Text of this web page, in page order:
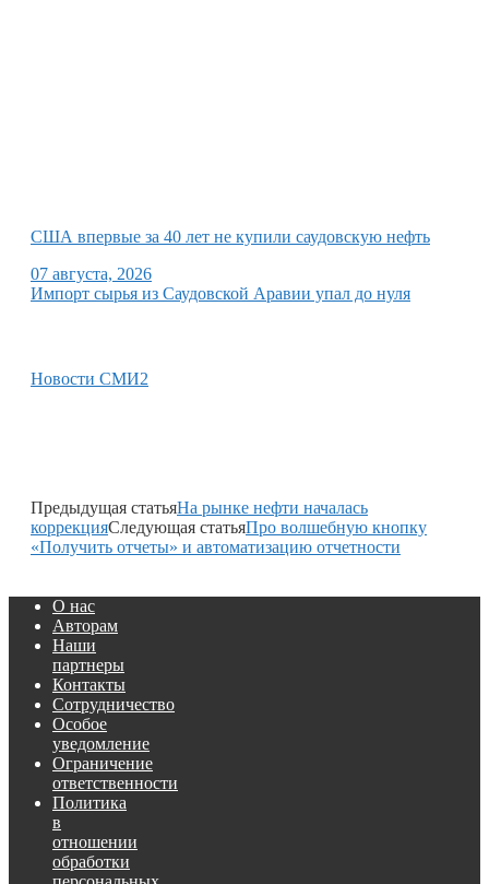
США впервые за 40 лет не купили саудовскую нефть
07 августа, 2026
Импорт сырья из Саудовской Аравии упал до нуля
Новости СМИ2
Предыдущая статьяНа рынке нефти началась
коррекцияСледующая статьяПро волшебную кнопку
«Получить отчеты» и автоматизацию отчетности
О нас
Авторам
Наши
партнеры
Контакты
Сотрудничество
Особое
уведомление
Ограничение
ответственности
Политика
в
отношении
обработки